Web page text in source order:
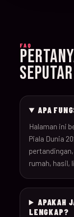
26
023
26
26
26
FAQ
APA
Halaman ini
Piala Dunia
rumah, hasil,
APAKAH
LENGKAP?